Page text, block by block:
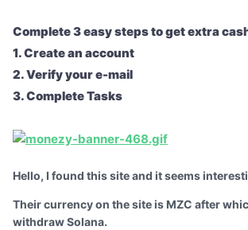
Complete 3 easy steps to get extra
1. Create an account
2. Verify your e-mail
3. Complete Tasks
Hello, I found this site and it seems
Their currency on the site is MZC after
withdraw Solana.